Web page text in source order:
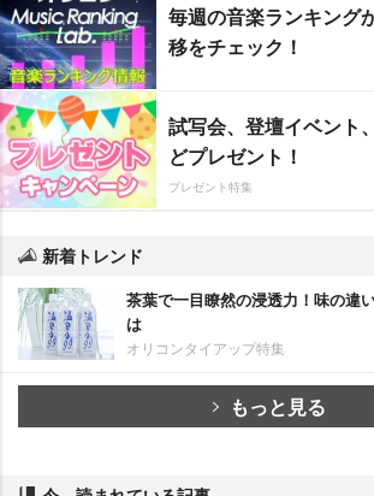
毎週の音楽ランキング
移をチェック！
試写会、登壇イベント
どプレゼント！
プレゼント特集
新着トレンド
茶葉で一目瞭然の浸透力！味の違
は
オリコンタイアップ特集
もっと見る